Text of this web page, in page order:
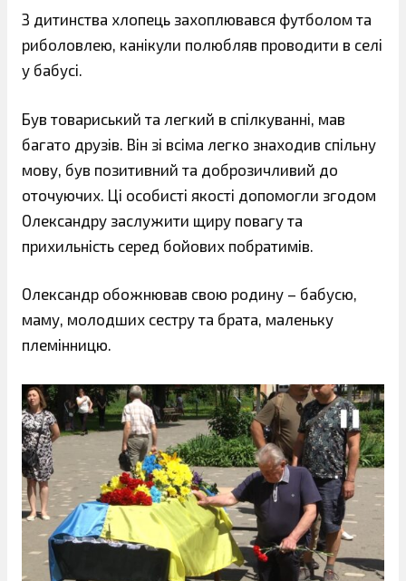
З дитинства хлопець захоплювався футболом та
риболовлею, канікули полюбляв проводити в селі
у бабусі.
Був товариський та легкий в спілкуванні, мав
багато друзів. Він зі всіма легко знаходив спільну
мову, був позитивний та доброзичливий до
оточуючих. Ці особисті якості допомогли згодом
Олександру заслужити щиру повагу та
прихильність серед бойових побратимів.
Олександр обожнював свою родину – бабусю,
маму, молодших сестру та брата, маленьку
племінницю.